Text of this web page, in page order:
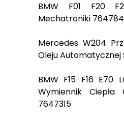
BMW F01 F20
Mechatroniki
Mercedes W204
Oleju Automatycznej
BMW F15 F16 E70
Wymiennik Ciepła
7647315